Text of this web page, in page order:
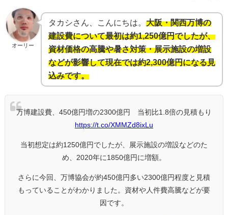
オーリー
タカシさん、こんにちは。 大阪・関西万博の
建設費について最初は約1,250億円でしたが、
資材価格の高騰や暑さ対策・展示施設の増設
などが影響して現在では約2,300億円になる見
込みです。
万博建設費、450億円増の2300億円 当初比1.8倍の見積もり
https://t.co/XMMZd8ixLu
当初想定は約1250億円でしたが、展示施設の増設などのた
め、2020年に1850億円に増額。
さらに今回、万博協会が約450億円多い2300億円程度と見積
もっていることがわかりました。資材や人件費高騰などが要
因です。